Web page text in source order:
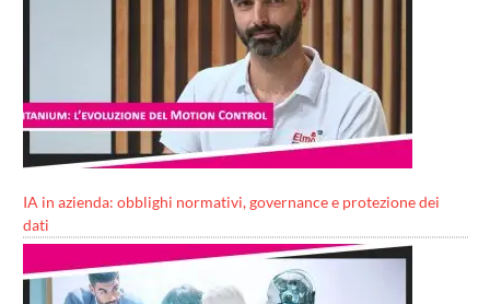
IA in azienda: obblighi normativi, governance e protezione dei
dati